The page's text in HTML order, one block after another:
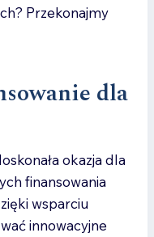
Przekonajmy
dla
okazja dla
finansowania
wsparciu
innowacyjne